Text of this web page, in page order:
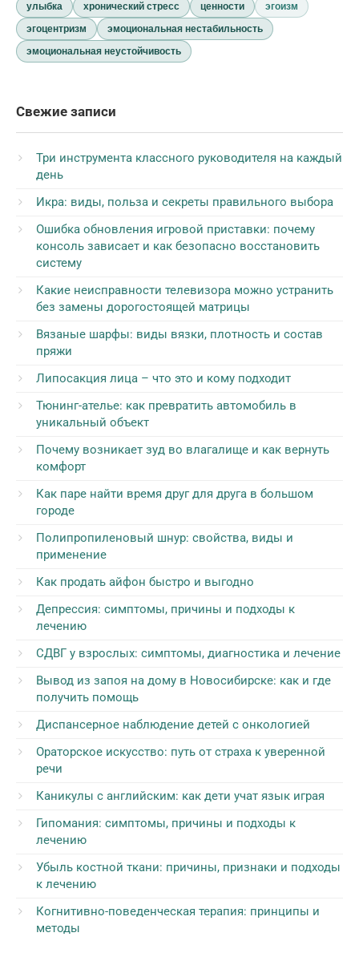
улыбка
хронический стресс ценности
эгоизм
эгоцентризм
эмоциональная нестабильность
эмоциональная неустойчивость
Свежие записи
Три инструмента классного руководителя на каждый
день
Икра: виды, польза и секреты правильного выбора
Ошибка обновления игровой приставки: почему
консоль зависает и как безопасно восстановить
систему
Какие неисправности телевизора можно устранить
без замены дорогостоящей матрицы
Вязаные шарфы: виды вязки, плотность и состав
пряжи
Липосакция лица – что это и кому подходит
Тюнинг-ателье: как превратить автомобиль в
уникальный объект
Почему возникает зуд во влагалище и как вернуть
комфорт
Как паре найти время друг для друга в большом
городе
Полипропиленовый шнур: свойства, виды и
применение
Как продать айфон быстро и выгодно
Депрессия: симптомы, причины и подходы к
лечению
СДВГ у взрослых: симптомы, диагностика и лечение
Вывод из запоя на дому в Новосибирске: как и где
получить помощь
Диспансерное наблюдение детей с онкологией
Ораторское искусство: путь от страха к уверенной
речи
Каникулы с английским: как дети учат язык играя
Гипомания: симптомы, причины и подходы к
лечению
Убыль костной ткани: причины, признаки и подходы
к лечению
Когнитивно-поведенческая терапия: принципы и
методы